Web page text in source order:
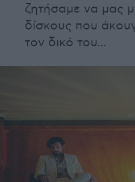
ζητήσαμε να μας
δίσκους που
τον δικό του...